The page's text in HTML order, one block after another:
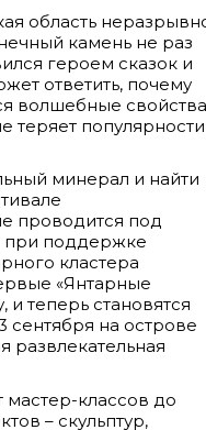
область
камень не раз
героем сказок и
ответить, почему
волшебные
теряет популярности
минерал и найти
проводится под
при поддержке
кластера
«Янтарные
теперь становятся
сентября на острове
развлекательная
мастер-классов до
– скульптур,
ОГРН 1063906014743, ИНН
Рокоссовского, 16/18, пом. I,
номер и дата принятия
20 июля 2020 года,
в сфере связи,
(Роскомнадзор).
Пресса". Главный
«CC 4.0» доступны по
«Attribution-ShareAlike»
персональных